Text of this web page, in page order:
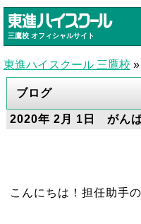
三鷹校 オフィシャルサイト
東進ハイスクール 三鷹校 »
ブログ
2020年 2月 1日 がんば
こんにちは！担任助手